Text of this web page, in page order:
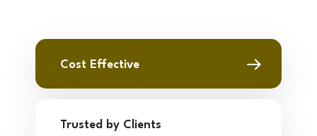
Cost Effective
Trusted by Clients